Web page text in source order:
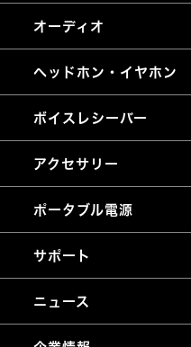
オーディオ
ヘッドホン・イヤホン
ボイスレシーバー
アクセサリー
ポータブル電源
サポート
ニュース